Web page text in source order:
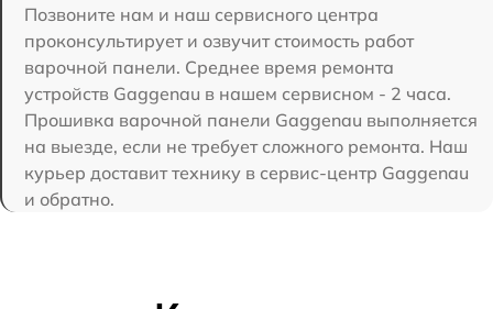
Позвоните нам и наш сервисного центра
проконсультирует и озвучит стоимость работ
варочной панели. Среднее время ремонта
устройств Gaggenau в нашем сервисном - 2 часа.
Прошивка варочной панели Gaggenau выполняется
на выезде, если не требует сложного ремонта. Наш
курьер доставит технику в сервис-центр Gaggenau
и обратно.